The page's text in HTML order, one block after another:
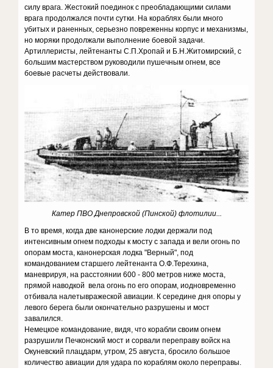
силу врага. Жестокий поединок с преобладающими силами
врага продолжался почти сутки. На кораблях были много
убитых и раненных, серьезно повреженны корпус и механизмы,
но моряки продолжали выполнение боевой задачи.
Артиллеристы, лейтенанты С.П.Хропай и Б.Н.Житомирский, с
большим мастерством руководили пушечным огнем, все
боевые расчеты действовали.
Катер ПВО Днепровской (Пинской) флотилии...
В то время, когда две канонерские лодки держали под
интенсивным огнем подходы к мосту с запада и вели огонь по
опорам моста, канонерская лодка "Верный", под
командованием старшего лейтенанта О.Ф.Терехина,
маневрируя, на расстоянии 600 - 800 метров ниже моста,
прямой наводкой вела огонь по его опорам, иодновременно
отбивала налетывражеской авиации. К середине дня опоры у
левого берега были окончательно разрушены и мост
завалился.
Немецкое командование, видя, что корабли своим огнем
разрушили Печконский мост и сорвали переправу войск на
Окуневский плацдарм, утром, 25 августа, бросило большое
количество авиации для удара по кораблям около переправы.